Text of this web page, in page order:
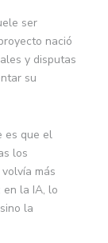
ser
nació
y disputas
su
es que el
los
más
en la IA, lo
la